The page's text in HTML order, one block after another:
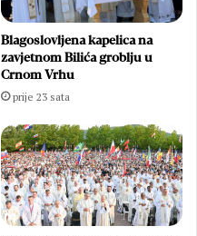
Blagoslovljena kapelica na
zavjetnom Bilića groblju u
Crnom Vrhu
prije 23 sata